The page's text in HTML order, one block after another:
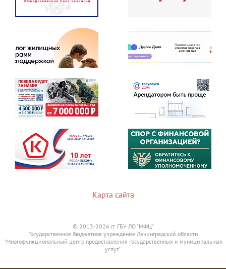
Карта сайта
© 2013-2026 гг. ГБУ ЛО "МФЦ"
Государственное бюджетное учреждение Ленинградской области
"Многофункциональный центр предоставления государственных и муниципальных
услуг".